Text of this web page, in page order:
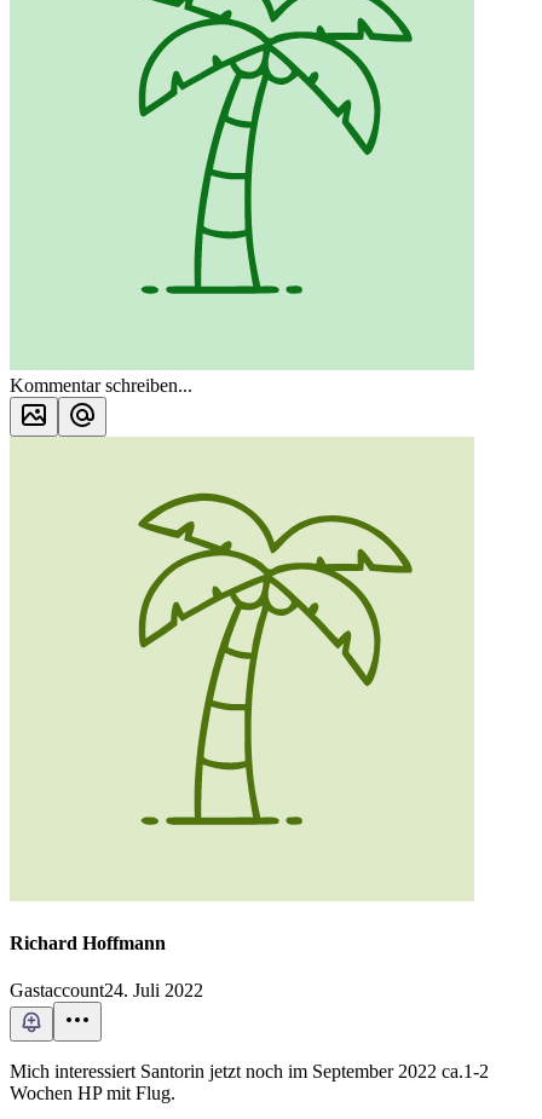
Kommentar schreiben...
Richard Hoffmann
Gastaccount24. Juli 2022
Mich interessiert Santorin jetzt noch im September 2022 ca.1-2
Wochen HP mit Flug.